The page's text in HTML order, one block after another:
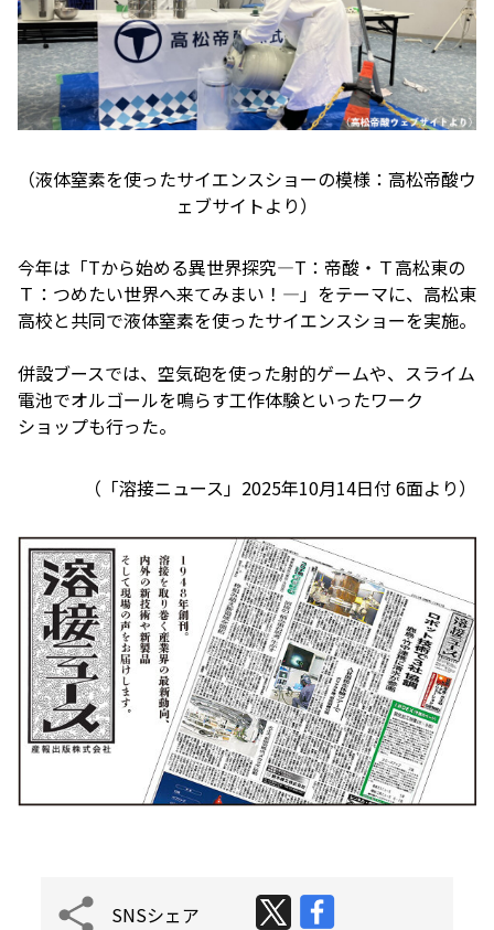
（液体窒素を使ったサイエンスショーの模様：高松帝酸ウ
ェブサイトより）
今年は「Tから始める異世界探究―T：帝酸・Ｔ高松東の
Ｔ：つめたい世界へ来てみまい！―」をテーマに、高松東
高校と共同で液体窒素を使ったサイエンスショーを実施。
併設ブースでは、空気砲を使った射的ゲームや、スライム
電池でオルゴールを鳴らす工作体験といったワーク
ショップも行った。
（「溶接ニュース」2025年10月14日付 6面より）
SNSシェア